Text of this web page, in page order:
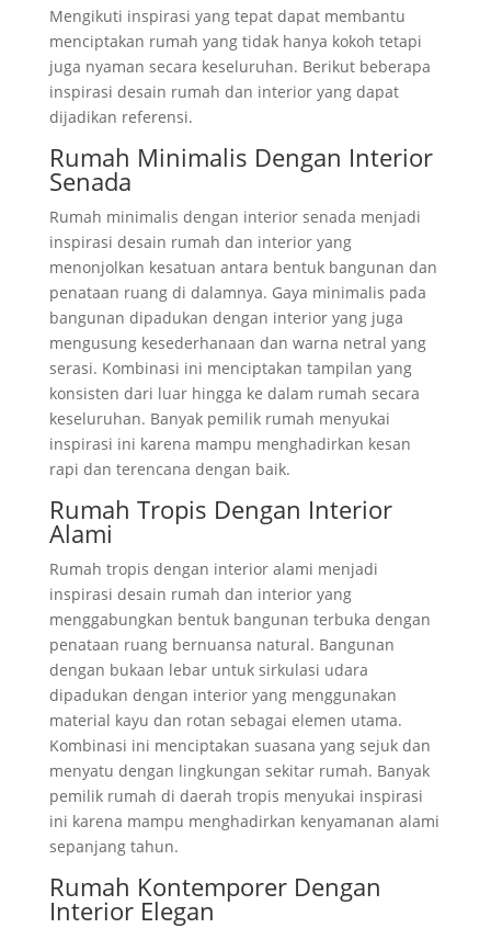
Mengikuti inspirasi yang tepat dapat membantu
menciptakan rumah yang tidak hanya kokoh tetapi
juga nyaman secara keseluruhan. Berikut beberapa
inspirasi desain rumah dan interior yang dapat
dijadikan referensi.
Rumah Minimalis Dengan Interior
Senada
Rumah minimalis dengan interior senada menjadi
inspirasi desain rumah dan interior yang
menonjolkan kesatuan antara bentuk bangunan dan
penataan ruang di dalamnya. Gaya minimalis pada
bangunan dipadukan dengan interior yang juga
mengusung kesederhanaan dan warna netral yang
serasi. Kombinasi ini menciptakan tampilan yang
konsisten dari luar hingga ke dalam rumah secara
keseluruhan. Banyak pemilik rumah menyukai
inspirasi ini karena mampu menghadirkan kesan
rapi dan terencana dengan baik.
Rumah Tropis Dengan Interior
Alami
Rumah tropis dengan interior alami menjadi
inspirasi desain rumah dan interior yang
menggabungkan bentuk bangunan terbuka dengan
penataan ruang bernuansa natural. Bangunan
dengan bukaan lebar untuk sirkulasi udara
dipadukan dengan interior yang menggunakan
material kayu dan rotan sebagai elemen utama.
Kombinasi ini menciptakan suasana yang sejuk dan
menyatu dengan lingkungan sekitar rumah. Banyak
pemilik rumah di daerah tropis menyukai inspirasi
ini karena mampu menghadirkan kenyamanan alami
sepanjang tahun.
Rumah Kontemporer Dengan
Interior Elegan